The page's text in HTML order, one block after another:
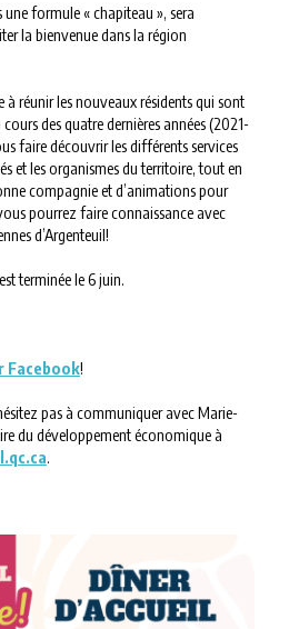
formule « chapiteau », sera
la bienvenue dans la région
à réunir les nouveaux résidents qui sont
des quatre dernières années (2021-
faire découvrir les différents services
et les organismes du territoire, tout en
compagnie et d’animations pour
pourrez faire connaissance avec
d’Argenteuil!
terminée le 6 juin.
Facebook!
pas à communiquer avec Marie-
du développement économique à